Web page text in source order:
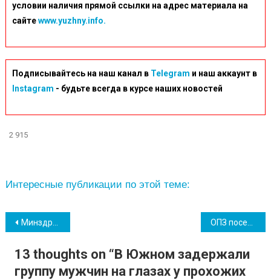
условии наличия прямой ссылки на адрес материала на
сайтеwww.yuzhny.info.
Подписывайтесь на наш канал в Telegram и наш аккаунт в
Instagram - будьте всегда в курсе наших новостей
2 915
Интересные публикации по этой теме:
Навігація
записів
Минздрав сделает обязательной вакцинацию от коронавируса для чиновников и педагогов ОПЗ посетили представители посольства США в Украине
13 thoughts on “ В Южном задержали
группу мужчин на глазах у прохожих